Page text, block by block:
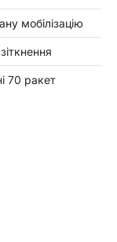
мобілізацію
70 ракет